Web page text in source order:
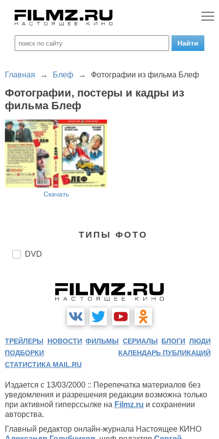
Главная → Блеф → Фотографии из фильма Блеф
Фотографии, постеры и кадры из
фильма Блеф
Скачать
ТИПЫ ФОТО
DVD
ТРЕЙЛЕРЫ НОВОСТИ ФИЛЬМЫ СЕРИАЛЫ БЛОГИ ЛЮДИ
ПОДБОРКИ
КАЛЕНДАРЬ ПУБЛИКАЦИЙ
СТАТИСТИКА MAIL.RU
Издается с 13/03/2000 :: Перепечатка материалов без
уведомления и разрешения редакции возможна только
при активной гиперссылке на Filmz.ru и сохранении
авторства.
Главный редактор онлайн-журнала Настоящее КИНО